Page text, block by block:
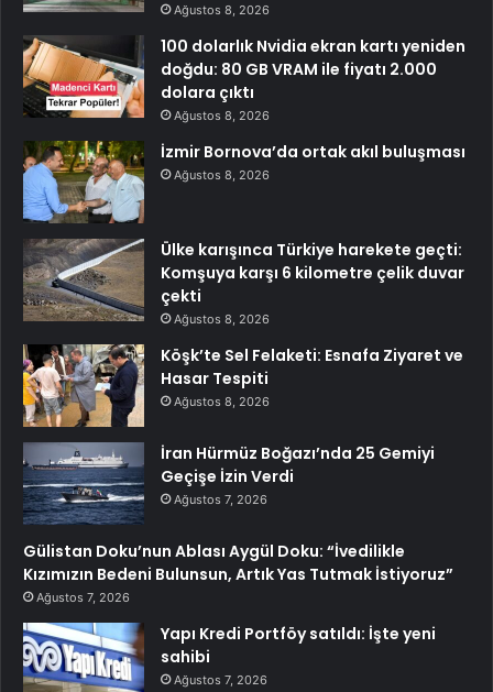
Ağustos 8, 2026
100 dolarlık Nvidia ekran kartı yeniden
doğdu: 80 GB VRAM ile fiyatı 2.000
dolara çıktı
Ağustos 8, 2026
İzmir Bornova’da ortak akıl buluşması
Ağustos 8, 2026
Ülke karışınca Türkiye harekete geçti:
Komşuya karşı 6 kilometre çelik duvar
çekti
Ağustos 8, 2026
Köşk’te Sel Felaketi: Esnafa Ziyaret ve
Hasar Tespiti
Ağustos 8, 2026
İran Hürmüz Boğazı’nda 25 Gemiyi
Geçişe İzin Verdi
Ağustos 7, 2026
Gülistan Doku’nun Ablası Aygül Doku: “İvedilikle
Kızımızın Bedeni Bulunsun, Artık Yas Tutmak İstiyoruz”
Ağustos 7, 2026
Yapı Kredi Portföy satıldı: İşte yeni
sahibi
Ağustos 7, 2026